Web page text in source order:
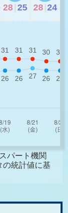
28 25 28 24
パート機関
の統計値に基